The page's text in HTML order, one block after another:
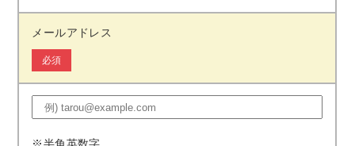
メールアドレス
必須